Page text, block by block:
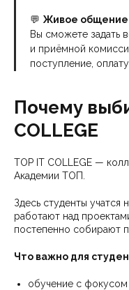
💬 Живое общение
Вы сможете задать
и приёмной
поступление,
Почему
COLLEGE
TOP IT COLLEGE —
Академии ТОП.
Здесь студенты учатся
работают над
постепенно собирают
Что важно для
обучение с фокусом